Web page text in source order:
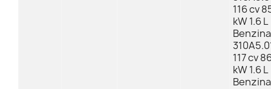
116 cv
kW 1.6 L
Benzina
117 cv
kW 1.6 L
Benzina